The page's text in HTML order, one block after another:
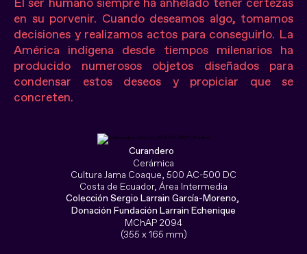
en su porvenir. Cuando deseamos algo, tomamos
decisiones y realizamos actos para conseguirlo. La
América indígena desde tiempos milenarios ha
producido numerosos objetos diseñados para
condensar estos deseos y propiciar que se
concreten.
Curandero
Cerámica
Cultura Jama Coaque, 500 AC-500 DC
Costa de Ecuador, Área Intermedia
Colección Sergio Larrain García-Moreno,
Donación Fundación Larrain Echenique
MChAP 2094
(355 x 165 mm)